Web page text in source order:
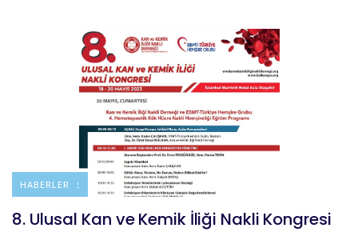
DUYURULAR
HABERLER
8. Ulusal Kan ve Kemik İliği Nakli Kongresi